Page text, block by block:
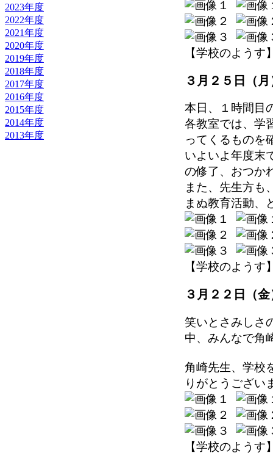
2023年度
2022年度
2021年度
2020年度
2019年度
2018年度
2017年度
2016年度
2015年度
2014年度
2013年度
【学校のようす
３月２５日（
本日、１時間目
各教室では、学
ってくるものを
いよいよ年度末
の修了、おつか
また、先生方も
まぬ教育活動、
【学校のようす
３月２２日（
笑いとさみしさ
中、みんなで角
角崎先生、学校
りがとうござい
【学校のようす